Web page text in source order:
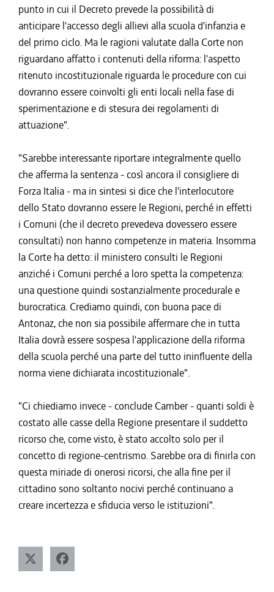
punto in cui il Decreto prevede la possibilità di
anticipare l'accesso degli allievi alla scuola d'infanzia e
del primo ciclo. Ma le ragioni valutate dalla Corte non
riguardano affatto i contenuti della riforma: l'aspetto
ritenuto incostituzionale riguarda le procedure con cui
dovranno essere coinvolti gli enti locali nella fase di
sperimentazione e di stesura dei regolamenti di
attuazione".
"Sarebbe interessante riportare integralmente quello
che afferma la sentenza - così ancora il consigliere di
Forza Italia - ma in sintesi si dice che l'interlocutore
dello Stato dovranno essere le Regioni, perché in effetti
i Comuni (che il decreto prevedeva dovessero essere
consultati) non hanno competenze in materia. Insomma
la Corte ha detto: il ministero consulti le Regioni
anziché i Comuni perché a loro spetta la competenza:
una questione quindi sostanzialmente procedurale e
burocratica. Crediamo quindi, con buona pace di
Antonaz, che non sia possibile affermare che in tutta
Italia dovrà essere sospesa l'applicazione della riforma
della scuola perché una parte del tutto ininfluente della
norma viene dichiarata incostituzionale".
"Ci chiediamo invece - conclude Camber - quanti soldi è
costato alle casse della Regione presentare il suddetto
ricorso che, come visto, è stato accolto solo per il
concetto di regione-centrismo. Sarebbe ora di finirla con
questa miriade di onerosi ricorsi, che alla fine per il
cittadino sono soltanto nocivi perché continuano a
creare incertezza e sfiducia verso le istituzioni".